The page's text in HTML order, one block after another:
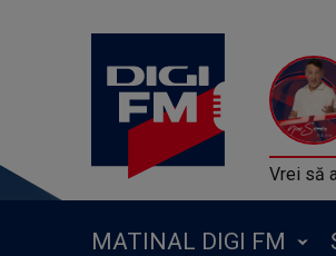
Vrei să
MATINAL DIGI FM